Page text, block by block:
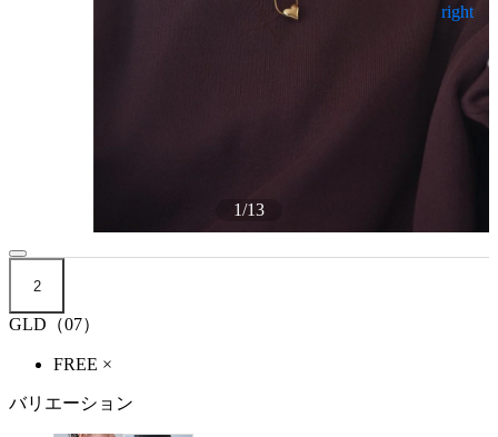
1/13
2
GLD（07）
FREE ×
バリエーション